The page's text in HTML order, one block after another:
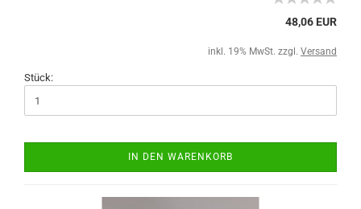
48,06 EUR
inkl. 19% MwSt. zzgl. Versand
Stück:
IN DEN WARENKORB